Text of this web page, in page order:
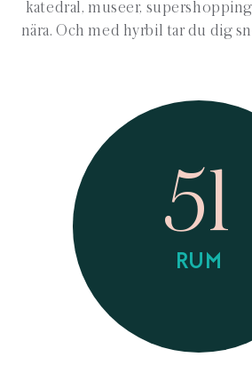
katedral, museer,
nära. Och med hyrbil tar du dig
51
RUM